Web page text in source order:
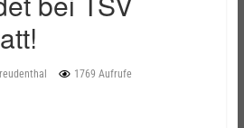
1769 Aufrufe